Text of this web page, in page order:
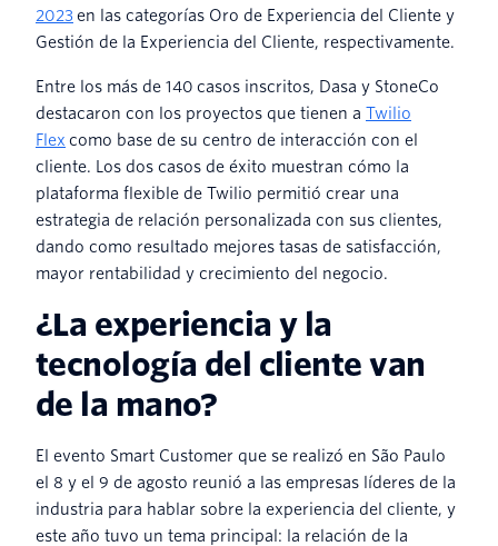
2023 en las categorías Oro de Experiencia del Cliente y
Gestión de la Experiencia del Cliente, respectivamente.
Entre los más de 140 casos inscritos, Dasa y StoneCo
destacaron con los proyectos que tienen a Twilio
Flex como base de su centro de interacción con el
cliente. Los dos casos de éxito muestran cómo la
plataforma flexible de Twilio permitió crear una
estrategia de relación personalizada con sus clientes,
dando como resultado mejores tasas de satisfacción,
mayor rentabilidad y crecimiento del negocio.
¿La experiencia y la
tecnología del cliente van
de la mano?
El evento Smart Customer que se realizó en São Paulo
el 8 y el 9 de agosto reunió a las empresas líderes de la
industria para hablar sobre la experiencia del cliente, y
este año tuvo un tema principal: la relación de la